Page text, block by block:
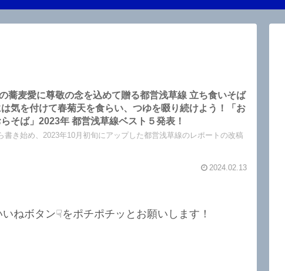
に尊敬の念を込めて贈る都営浅草線 立ち食いそば
気を付けて春菊天を食らい、つゆを啜り続けよう！「お
そば」2023年 都営浅草線ベスト５発表！
書き始め、2023年10月初旬にアップした都営浅草線のレポートの改稿
2024.02.13
ねボタン☟をポチポチッとお願いします！